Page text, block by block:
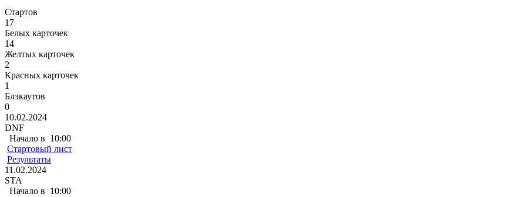
Стартов
17
Белых карточек
14
Желтых карточек
2
Красных карточек
1
Блэкаутов
0
10.02.2024
DNF
Начало в 10:00
Стартовый лист
Результаты
11.02.2024
STA
Начало в 10:00